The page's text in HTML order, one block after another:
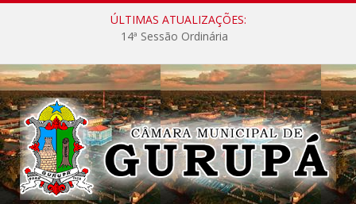
ÚLTIMAS ATUALIZAÇÕES:
14ª Sessão Ordinária